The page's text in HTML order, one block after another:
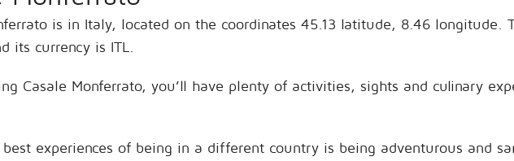
is in Italy, located on the coordinates 45.13 latitude, 8.46 longitude.
its currency is ITL.
Casale Monferrato, you’ll have plenty of activities, sights and culinary
experiences of being in a different country is being adventurous and